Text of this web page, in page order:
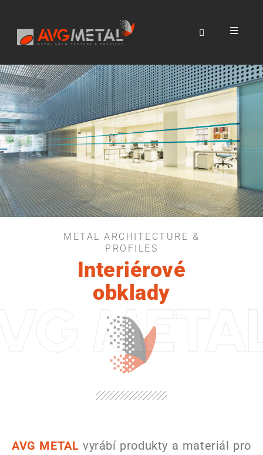
obklady
METAL ARCHITECTURE &
PROFILES
Interiérové
obklady
AVG METAL vyrábí produkty a materiál pro